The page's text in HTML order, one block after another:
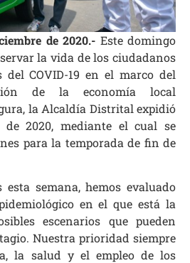
de 2020.- Este domingo
la vida de los ciudadanos
COVID-19 en el marco del
de la economía local
la Alcaldía Distrital expidió
de 2020, mediante el cual se
para la temporada de fin de
semana, hemos evaluado
en el que está la
escenarios que pueden
Nuestra prioridad siempre
la salud y el empleo de los